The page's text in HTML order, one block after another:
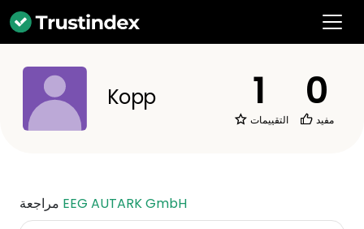
Kopp 1
التقييمات
0
مفيد
EEG AUTARK GmbH